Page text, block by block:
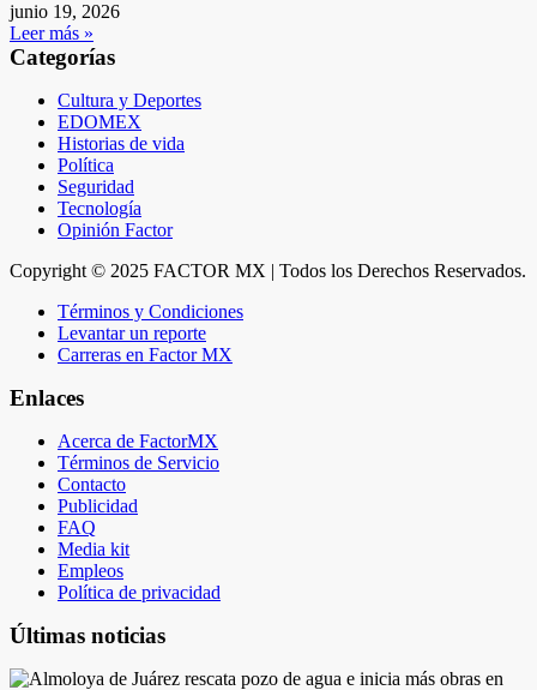
junio 19, 2026
Leer más »
Categorías
Cultura y Deportes
EDOMEX
Historias de vida
Política
Seguridad
Tecnología
Opinión Factor
Copyright © 2025 FACTOR MX | Todos los Derechos Reservados.
Términos y Condiciones
Levantar un reporte
Carreras en Factor MX
Enlaces
Acerca de FactorMX
Términos de Servicio
Contacto
Publicidad
FAQ
Media kit
Empleos
Política de privacidad
Últimas noticias